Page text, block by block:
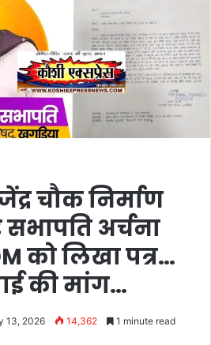
चौक निर्माण
अर्चना
को लिखा पत्र…
की मांग…
13, 2026 14,362 1 minute read